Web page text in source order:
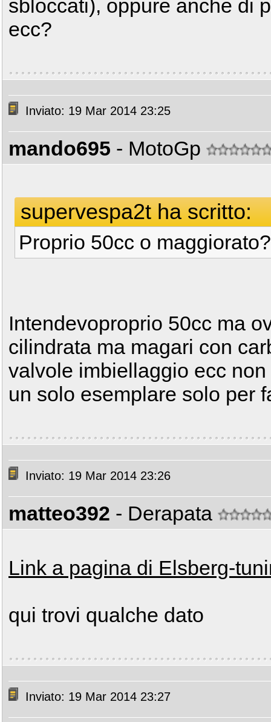
sbloccati), oppure anche di
ecc?
Inviato: 19 Mar 2014 23:25
mando695 - MotoGp
supervespa2t ha scritto:
Proprio 50cc o maggiorato?
Intendevoproprio 50cc ma
cilindrata ma magari con
valvole imbiellaggio ecc
un solo esemplare solo per
Inviato: 19 Mar 2014 23:26
matteo392 - Derapata
Link a pagina di Elsberg-
qui trovi qualche dato
Inviato: 19 Mar 2014 23:27